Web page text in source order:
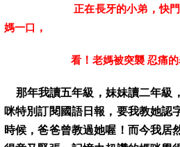
正在長牙的小弟 ，快
媽一口 ，
看 ！ 老媽被突襲 忍痛
那年我讀五年級 ， 妹妹讀二年級 ，
咪特別訂閱國語日報 ， 要我教她認
時候，爸爸曾教過她喔 ！ 而今我居